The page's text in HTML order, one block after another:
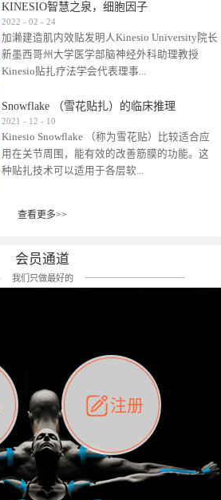
很多，比如试穿件衣服有时都会过敏，特定条
件下吃东西有时也会过敏，难道不吃不穿了？
其他品牌的在此我们不予评价，就KINESIO肌内
效贴布来说，40多年的研究开发制造肌内效贴
比如我本人，几乎天天接触KINESIO肌内效，无
论从皮肤适应性还是本人皮肤本身就不属于不
易过敏的那种，基本不会有过敏瘙痒的情况。
但是，当身体不适、休息不好、持续紧张等特
殊因素的影响下，有时还是会出现瘙痒过敏的
前后后居家近30天左右，感觉日子都日夜颠倒
痛影响走路。当天疼痛部贴了EDF和胃十字，膝
关节贴了半月板贴布。第2天第12肋部的EDF和
消失，贴布也没有出现进一步瘙痒过敏。而膝
关节的半月板贴布张力用的100%，但自始至终
它都很坚强的贴着，没有出现过任何瘙痒的迹
象。不同的条件下，同一个身体，不同的部位
皮肤的敏感度也有不同。因此我们KINESIO要做
的，是在研发生产过程中竭尽全力的降低致敏
性，减少贴布本身带来的致敏率。那到底是什
么原因引起的过敏瘙痒呢？我整理了以下内容
仅供大家参考，希望能给予大家帮助。首先我
KINESIO智慧之泉，细胞因子
2022 - 02 - 24
加濑建造肌内效贴发明人Kinesio University院长
新墨西哥州大学医学部脑神经外科助理教授
Kinesio贴扎疗法学会代表理事...
Kinesio Taping Association International
（KTAI）名誉会长 身体具有免疫、疼痛、细胞
破坏、发热、修复、增殖、再生等自然愈合能
力。 多作为细胞因子存在于皮肤表皮、真皮、
扎疗法）的效果是通过创造一个环境，使每种
以激发身体的自然愈合能力。 通常，药物会削
弱细胞因子的作用，单方面还会引起副作用的
症状。 与此相比，Kinesio肌内效贴创造了细
的控制仍有许多未知。 细胞因子是一种酵素，
各种各样的酵素起着适当的作用，为细胞创造
了适合居住的环境。 在现代医学上，这种细胞
因子是一种酶的观点往往被否定，但在体内有
有毒细菌和无毒细菌，它们起着保持身体平衡
的作用。 Kinesio肌内效贴不像药物那样在短时
间内表现出症状，而是通过花费时间创造一个
对身体没有伤害（副作用等）的环境来减轻症
状。 但是，由于营养、精神、运动的平衡被破
Snowflake （雪花贴扎）的临床推理
2021 - 12 - 10
Kinesio Snowflake （称为雪花贴）比较适合应
用在关节周围，能有效的改善筋膜的功能。这
种贴扎技术可以适用于各层软...
组织:肌肉，肌腱，韧带（主要围绕有问题的关
状，而是指贴布本身很重量，以及贴布刺激的
类型。贴布的应用充分利用了体内由间质液组
成的自然流体力学的流体层。这种轻微的刺激
间，还可以在单片贴布上提供支持和深度刺
激。通过对间质液的适当控制，可以连接皮下
筋膜，对关节进行非常轻柔的刺激，增加患部
的治疗区域。 snowflake“雪花”贴布不会妨碍皮
肤上下左右运动，有效的辅助修复关节周围组
织的筋膜。它可以作用于关节或肌肉表面，释
放压力，刺激深层筋膜。“雪花”贴扎疗法是一
种可以改变肌肉、筋膜和间质液之间自然流动
关系的方法。 间质液间质被称为人体的新器
查看更多>>
会员通道
我们只做最好的
注册